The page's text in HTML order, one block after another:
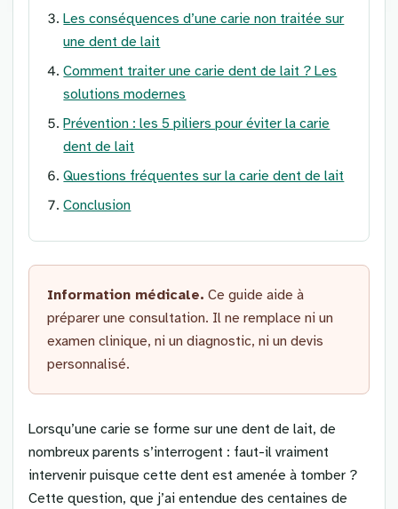
Les conséquences d’une carie non traitée sur
une dent de lait
Comment traiter une carie dent de lait ? Les
solutions modernes
Prévention : les 5 piliers pour éviter la carie
dent de lait
Questions fréquentes sur la carie dent de lait
Conclusion
Information médicale. Ce guide aide à
préparer une consultation. Il ne remplace ni un
examen clinique, ni un diagnostic, ni un devis
personnalisé.
Lorsqu’une carie se forme sur une dent de lait, de
nombreux parents s’interrogent : faut-il vraiment
intervenir puisque cette dent est amenée à tomber ?
Cette question, que j’ai entendue des centaines de